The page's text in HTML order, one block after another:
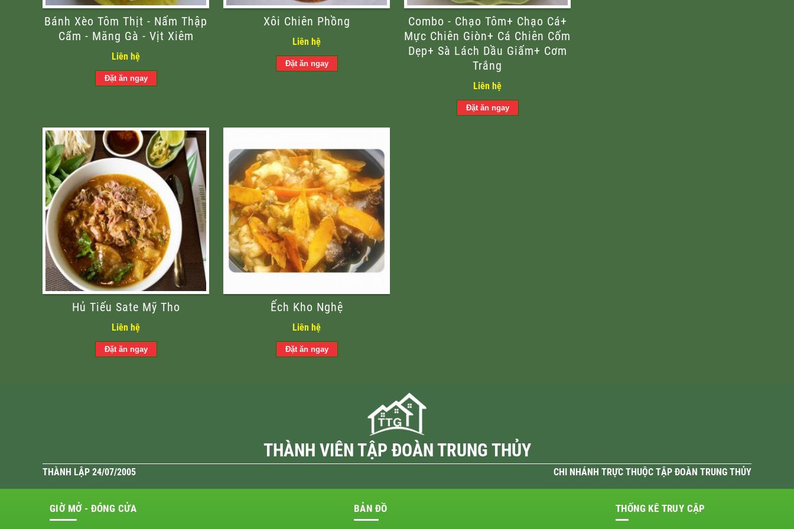
Bánh Xèo Tôm Thịt - Nấm Thập
Cẩm - Măng Gà - Vịt Xiêm
Liên hệ
Xôi Chiên Phồng
Liên hệ
Combo - Chạo Tôm+ Chạo Cá+
Mực Chiên Giòn+ Cá Chiên Cốm
Dẹp+ Sà Lách Dầu Giấm+ Cơm
Trắng
Liên hệ
Hủ Tiếu Sate Mỹ Tho
Liên hệ
Ếch Kho Nghệ
Liên hệ
THÀNH VIÊN TẬP ĐOÀN TRUNG THỦY
THÀNH LẬP 24/07/2005 CHI NHÁNH TRỰC THUỘC TẬP ĐOÀN TRUNG THỦY
GIỜ MỞ - ĐÓNG CỬA BẢN ĐỒ THỐNG KÊ TRUY CẬP